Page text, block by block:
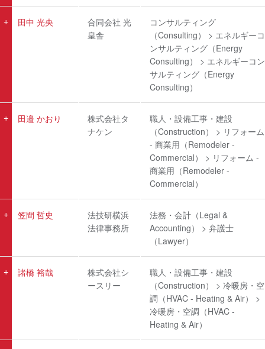
田中 光央
合同会社 光
皇舎
コンサルティング
（Consulting） > エネルギーコ
ンサルティング（Energy
Consulting） > エネルギーコン
サルティング（Energy
Consulting）
田邉 かおり
株式会社タ
ナケン
職人・設備工事・建設
（Construction） > リフォーム
- 商業用（Remodeler -
Commercial） > リフォーム -
商業用（Remodeler -
Commercial）
笠間 哲史
法技研横浜
法律事務所
法務・会計（Legal &
Accounting） > 弁護士
（Lawyer）
諸橋 裕哉
株式会社シ
ースリー
職人・設備工事・建設
（Construction） > 冷暖房・空
調（HVAC - Heating & Air） >
冷暖房・空調（HVAC -
Heating & Air）